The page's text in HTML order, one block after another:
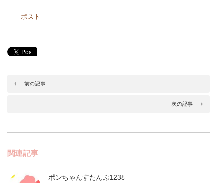
ポスト
前の記事
次の記事
関連記事
ポンちゃんすたんぷ1238